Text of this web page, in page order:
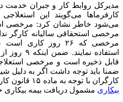
مدیرکل روابط کار و جبران خدمت
کارفرما‌ها می‌گویند این
می‌شود خاطر نشان کرد: مرخصی
مرخصی استحقاقی سالیانه کارگر
مرخصی که ۲۶ روز
استفاده
ضمنا باید توجه داشت اگر به دلیل
کارگران با توجه به ماده ۱۵ قانون کار و تبصره ۲ ماده ۲
بیکاری مشمول دریافت بیمه بیکاری